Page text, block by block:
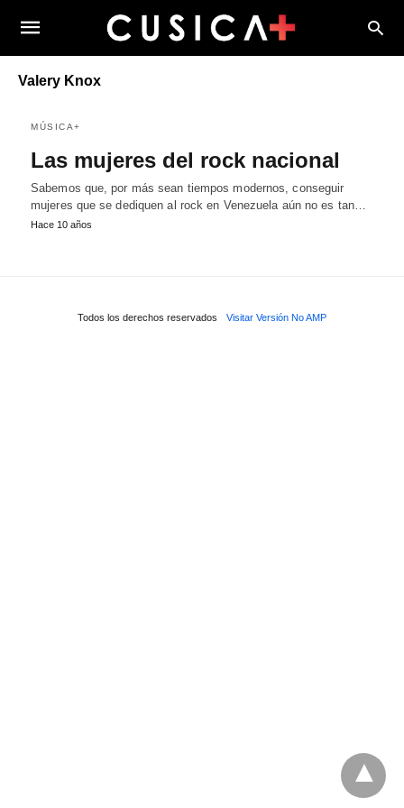
Valery Knox
MÚSICA+
Las mujeres del rock nacional
Sabemos que, por más sean tiempos modernos, conseguir
mujeres que se dediquen al rock en Venezuela aún no es tan…
Hace 10 años
Todos los derechos reservados Visitar Versión No AMP